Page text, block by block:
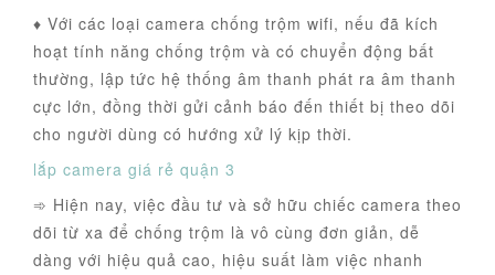
♦ Với các loại camera chống trộm wifi, nếu đã kích
hoạt tính năng chống trộm và có chuyển động bất
thường, lập tức hệ thống âm thanh phát ra âm thanh
cực lớn, đồng thời gửi cảnh báo đến thiết bị theo dõi
cho người dùng có hướng xử lý kịp thời.
lắp camera giá rẻ quận 3
➾ Hiện nay, việc đầu tư và sở hữu chiếc camera theo
dõi từ xa để chống trộm là vô cùng đơn giản, dễ
dàng với hiệu quả cao, hiệu suất làm việc nhanh